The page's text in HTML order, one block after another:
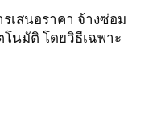
เสนอราคา จ้างซ่อม
โนมัติ โดยวิธีเฉพาะ